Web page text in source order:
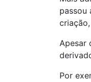
passou
Apesar
Por